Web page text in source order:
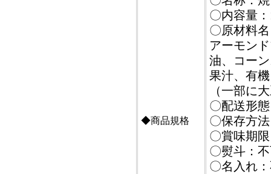
◆商品規格
〇内容量
〇原材料
アーモン
油、コー
果汁、有
（一部に
〇配送形
〇保存方
〇賞味期
〇熨斗：
〇名入れ